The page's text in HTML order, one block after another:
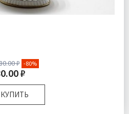
₽ -80%
₽
КУПИТЬ